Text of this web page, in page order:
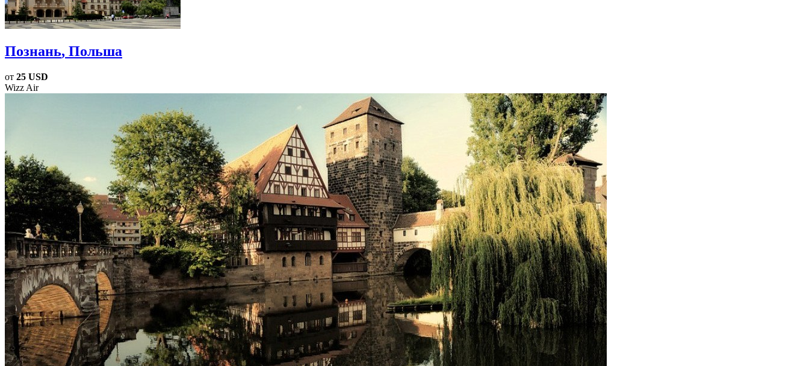
Познань, Польша
от 25 USD
Wizz Air